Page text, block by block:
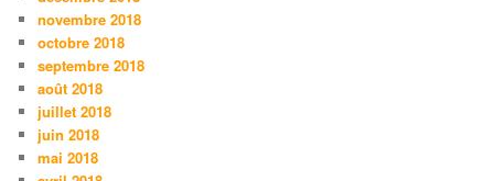
novembre 2018
octobre 2018
septembre 2018
août 2018
juillet 2018
juin 2018
mai 2018